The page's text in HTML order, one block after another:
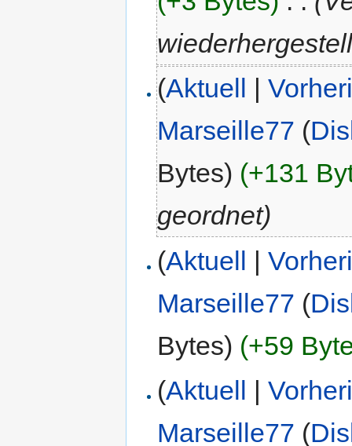
(Aktuell |
Marseille77 (
Bytes) (+131
geordnet)
(Aktuell |
Marseille77 (
Bytes) (+59
(Aktuell |
Marseille77 (